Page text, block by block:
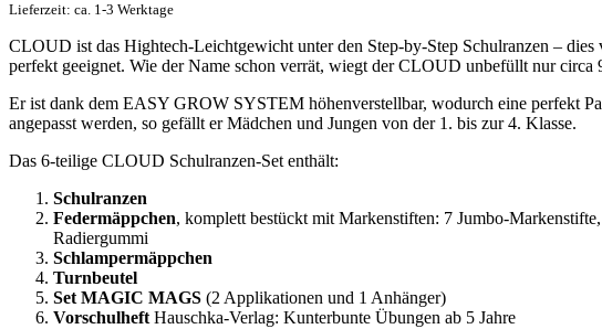
Lieferzeit: ca. 1-3 Werktage
CLOUD ist das Hightech-Leichtgewicht unter den Step-by-Step Schulranzen –
perfekt geeignet. Wie der Name schon verrät, wiegt der CLOUD unbefüllt nur circa
Er ist dank dem EASY GROW SYSTEM höhenverstellbar, wodurch eine perfekt
angepasst werden, so gefällt er Mädchen und Jungen von der 1. bis zur 4. Klasse.
Das 6-teilige CLOUD Schulranzen-Set enthält:
Schulranzen
Federmäppchen, komplett bestückt mit Markenstiften: 7 Jumbo-
Radiergummi
Schlampermäppchen
Turnbeutel
Set MAGIC MAGS (2 Applikationen und 1 Anhänger)
Vorschulheft Hauschka-Verlag: Kunterbunte Übungen ab 5 Jahre